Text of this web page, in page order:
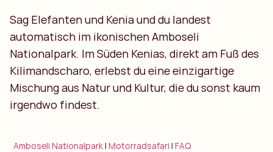
Sag Elefanten und Kenia und du landest
automatisch im ikonischen Amboseli
Nationalpark. Im Süden Kenias, direkt am Fuß des
Kilimandscharo, erlebst du eine einzigartige
Mischung aus Natur und Kultur, die du sonst kaum
irgendwo findest.
Amboseli Nationalpark|Motorradsafari |FAQ